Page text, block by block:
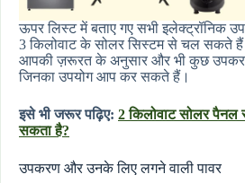
ऊपर लिस्ट में बताए गए सभी इलेक्ट्रॉनिक
3 किलोवाट के सोलर सिस्टम से चल सकते
आपकी ज़रूरत के अनुसार और भी कुछ
जिनका उपयोग आप कर सकते हैं।
इसे भी जरूर पढ़िए: 2 किलोवाट सोलर पैनल
सकता है?
उपकरण और उनके लिए लगने वाली पावर